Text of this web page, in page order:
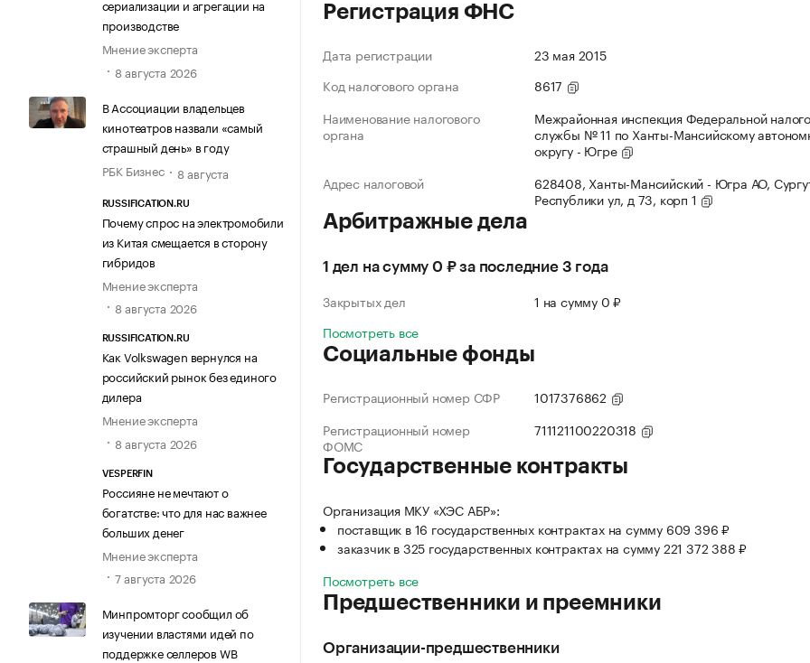
сериализации и агрегации на
производстве
Мнение эксперта
8 августа 2026
В Ассоциации владельцев
кинотеатров назвали «самый
страшный день» в году
РБК Бизнес
8 августа
RUSSIFICATION.RU
Почему спрос на электромобили
из Китая смещается в сторону
гибридов
Мнение эксперта
8 августа 2026
RUSSIFICATION.RU
Как Volkswagen вернулся на
российский рынок без единого
дилера
Мнение эксперта
8 августа 2026
VESPERFIN
Россияне не мечтают о
богатстве: что для нас важнее
больших денег
Мнение эксперта
7 августа 2026
Минпромторг сообщил об
изучении властями идей по
поддержке селлеров WB
Регистрация ФНС
Дата регистрации
23 мая 2015
Код налогового органа
8617
Наименование налогового
органа
Межрайонная инспекция Федеральной
службы № 11 по Ханты-Мансийскому
округу - Югре
Адрес налоговой
628408, Ханты-Мансийский - Югра АО,
Республики ул, д 73, корп 1
Арбитражные дела
1 дел на сумму 0 ₽ за последние 3 года
Закрытых дел
1 на сумму 0 ₽
Посмотреть все
Социальные фонды
Регистрационный номер СФР
1017376862
Регистрационный номер
ФОМС
711121100220318
Государственные контракты
Организация МКУ «ХЭС АБР»:
поставщик в 16 государственных контрактах на сумму 609 396 ₽
заказчик в 325 государственных контрактах на сумму 221 372 388 ₽
Посмотреть все
Предшественники и преемники
Организации-предшественники